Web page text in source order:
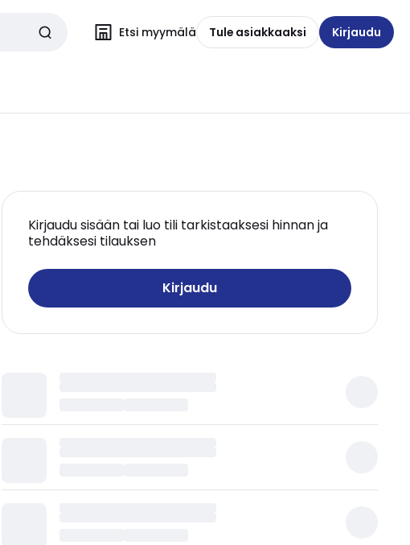
Etsi myymälä Tule asiakkaaksi Kirjaudu
Kirjaudu sisään tai luo tili tarkistaaksesi hinnan ja
tehdäksesi tilauksen
Kirjaudu